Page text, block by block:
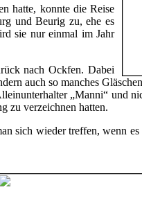
hatte, konnte die Reise
und Beurig zu, ehe es
sie nur einmal im Jahr
nach Ockfen. Dabei
auch so manches
„Manni“ und
zu verzeichnen hatten.
sich wieder treffen, wenn